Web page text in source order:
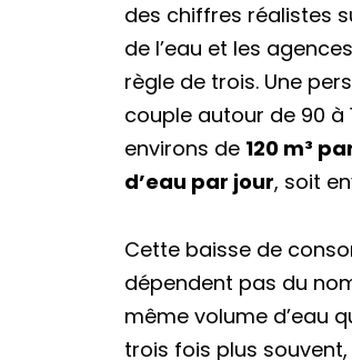
des chiffres réalistes
de l’eau et les
règle de trois. Une
couple autour de 90 à
environs de 120 m³
d’eau par jour, soit
Cette baisse de
dépendent pas du
même volume d’eau
trois fois plus